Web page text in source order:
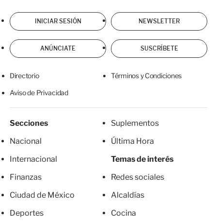
INICIAR SESIÓN NEWSLETTER
ANÚNCIATE SUSCRÍBETE
Directorio Términos y Condiciones
Aviso de Privacidad
Secciones
Nacional
Internacional
Finanzas
Ciudad de México
Deportes
Suplementos
Última Hora
Temas de interés
Redes sociales
Alcaldías
Cocina